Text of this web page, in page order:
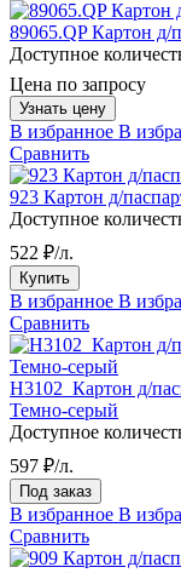
89065.QP Картон д/
Доступное
Цена по запросу
Узнать цену
В избранное В
Сравнить
923 Картон д/
Доступное
522 ₽/л.
Купить
В избранное В
Сравнить
H3102_Картон д/
Темно-серый
Доступное
597 ₽/л.
Под заказ
В избранное В
Сравнить